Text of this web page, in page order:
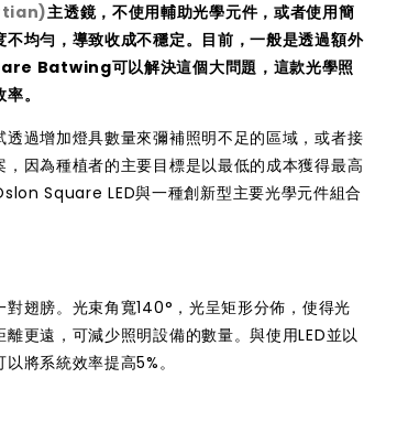
主透鏡，不使用輔助光學元件，或者使用簡
均勻，導致收成不穩定。目前，一般是透過額外
Batwing可以解決這個大問題，這款光學照
。
過增加燈具數量來彌補照明不足的區域，或者接
因為種植者的主要目標是以最低的成本獲得最高
Square LED與一種創新型主要光學元件組合
翅膀。光束角寬140°，光呈矩形分佈，使得光
更遠，可減少照明設備的數量。與使用LED並以
將系統效率提高5%。